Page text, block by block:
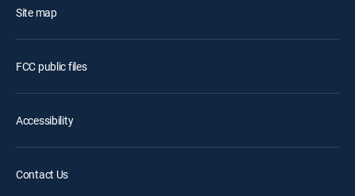
Site map
FCC public files
Accessibility
Contact Us